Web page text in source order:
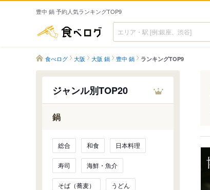
豊中 鍋 予約人気ランキングTOP9
食べログ
食べログ 大阪 大阪 鍋 豊中 鍋 ランキングTOP9
ジャンル別TOP20
鍋
総合 和食 日本料理
寿司 海鮮・魚介
そば（蕎麦） うどん